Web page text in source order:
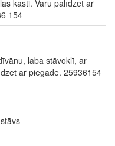
kasti. Varu palīdzēt ar
154
laba stāvoklī, ar
ar piegāde. 25936154